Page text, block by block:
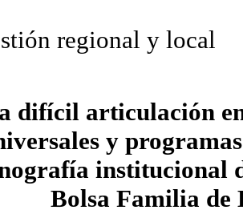
regional y local
difícil articulación
y
institucional
Bolsa Familia de